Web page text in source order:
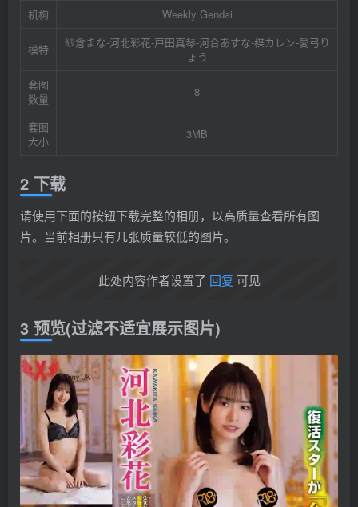
机构
Weekly Gendai
模特
紗倉まな-河北彩花-戸田真琴-河合あすな-楪カレン-愛弓り
ょう
套图
数量
8
套图
大小
3MB
2 下载
请使用下面的按钮下载完整的相册，以高质量查看所有图
片。当前相册只有几张质量较低的图片。
此处内容作者设置了 回复 可见
3 预览(过滤不适宜展示图片)